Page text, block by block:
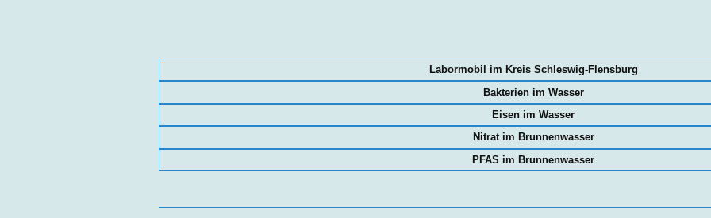
Labormobil im Kreis Schleswig-Flensburg
Bakterien im Wasser
Eisen im Wasser
Nitrat im Brunnenwasser
PFAS im Brunnenwasser